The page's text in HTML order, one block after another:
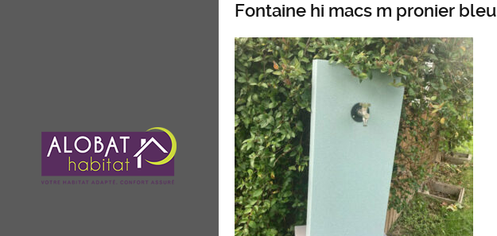
Fontaine hi macs m pronier bleu